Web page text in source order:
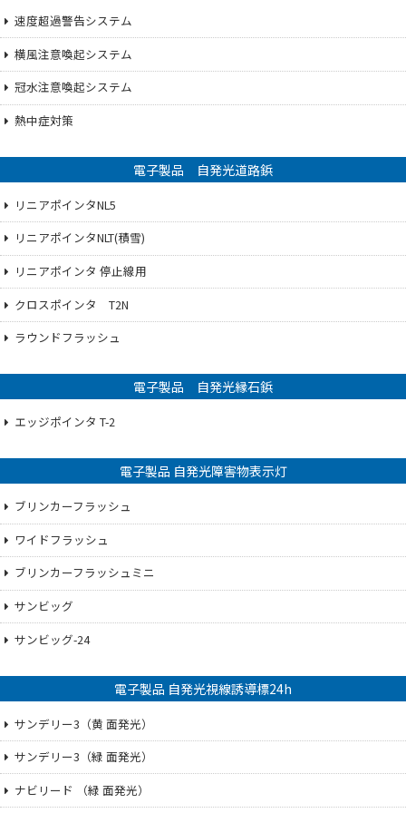
速度超過警告システム
横風注意喚起システム
冠水注意喚起システム
熱中症対策
電子製品 自発光道路鋲
リニアポインタNL5
リニアポインタNLT(積雪)
リニアポインタ 停止線用
クロスポインタ T2N
ラウンドフラッシュ
電子製品 自発光縁石鋲
エッジポインタ T-2
電子製品 自発光障害物表示灯
ブリンカーフラッシュ
ワイドフラッシュ
ブリンカーフラッシュミニ
サンビッグ
サンビッグ-24
電子製品 自発光視線誘導標24h
サンデリー3（黄 面発光）
サンデリー3（緑 面発光）
ナビリード （緑 面発光）